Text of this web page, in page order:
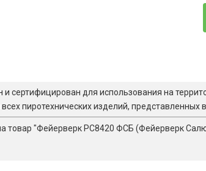
и сертифицирован для использования на
всех пиротехнических изделий, представленных
товар "Фейерверк РС8420 ФСБ (Фейерверк